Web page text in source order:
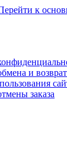
к
и
заказа